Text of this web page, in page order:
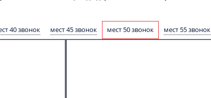
40 звонок мест 45 звонок мест 50 звонок мест 55 звонок